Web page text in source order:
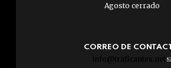
Agosto cerrado
CORREO DE
info@traficantes.net